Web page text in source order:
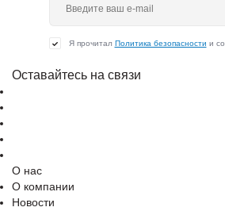
Я прочитал Политика безопасности и
Оставайтесь на связи
О нас
О компании
Новости